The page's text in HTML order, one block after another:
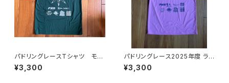
パドリングレースTシャツ モス
グリーンL Lサイズ
¥3,300
パドリングレース2025年度 ライ
トピンクのLサイズ
¥3,300